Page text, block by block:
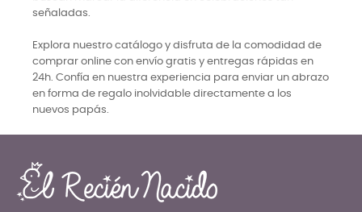
señaladas.
Explora nuestro catálogo y disfruta de la comodidad de
comprar online con envío gratis y entregas rápidas en
24h. Confía en nuestra experiencia para enviar un abrazo
en forma de regalo inolvidable directamente a los
nuevos papás.